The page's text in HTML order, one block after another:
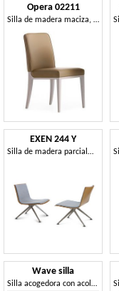
Opera 02211
Silla de madera maciza, asiento y respaldo tapizados, revestimiento de tela, estilo moderno
EXEN 244 Y
Silla de madera parcialmente tapizada.
Wave silla
Silla acogedora con acolchado suave